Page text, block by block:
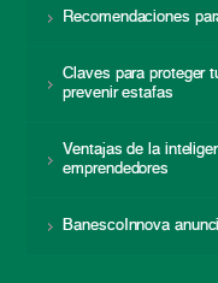
Recomendaciones
Claves para proteger
prevenir estafas
Ventajas de la
emprendedores
BanescoInnova